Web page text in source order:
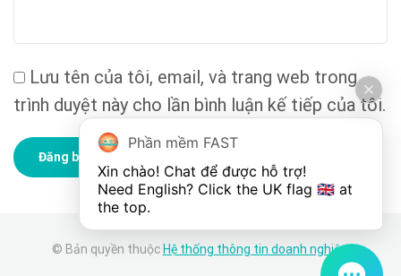
Lưu tên của tôi, email, và trang web trong
trình duyệt này cho lần bình luận kế tiếp của tôi.
© Bản quyền thuộc Hệ thống thông tin doanh nghiệp.
Phần mềm FAST
Xin chào! Chat để được hỗ trợ!
Need English? Click the UK flag 🇬🇧 at
the top.